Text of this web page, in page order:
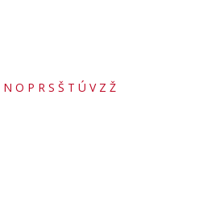
N O P R S Š T Ú V Z Ž